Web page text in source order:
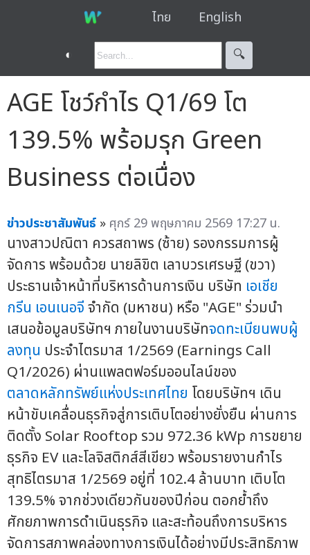
ไทย English
◐ 🔍︎
AGE โชว์กำไร Q1/69 โต
139.5% พร้อมรุก Green
Business ต่อเนื่อง
ข่าวประชาสัมพันธ์ » ศุกร์ 29 พฤษภาคม 2569 17:27 น.
นางสาวปณิตา ควรสถาพร (ซ้าย) รองกรรมการผู้
จัดการ พร้อมด้วย นายลิขิต เลาบวรเศรษฐี (ขวา)
ประธานเจ้าหน้าที่บริหารด้านการเงิน บริษัท เอเชีย
กรีน เอนเนอจีจำกัด (มหาชน) หรือ "AGE" ร่วมนำ
เสนอข้อมูลบริษัทฯ ภายในงานบริษัทจดทะเบียนพบผู้
ลงทุน ประจำไตรมาส 1/2569 (Earnings Call
Q1/2026) ผ่านแพลตฟอร์มออนไลน์ของ
ตลาดหลักทรัพย์แห่งประเทศไทย โดยบริษัทฯ เดิน
หน้าขับเคลื่อนธุรกิจสู่การเติบโตอย่างยั่งยืน ผ่านการ
ติดตั้ง Solar Rooftop รวม 972.36 kWp การขยาย
ธุรกิจ EV และโลจิสติกส์สีเขียว พร้อมรายงานกำไร
สุทธิไตรมาส 1/2569 อยู่ที่ 102.4 ล้านบาท เติบโต
139.5% จากช่วงเดียวกันของปีก่อน ตอกย้ำถึง
ศักยภาพการดำเนินธุรกิจ และสะท้อนถึงการบริหาร
จัดการสภาพคล่องทางการเงินได้อย่างมีประสิทธิภาพ